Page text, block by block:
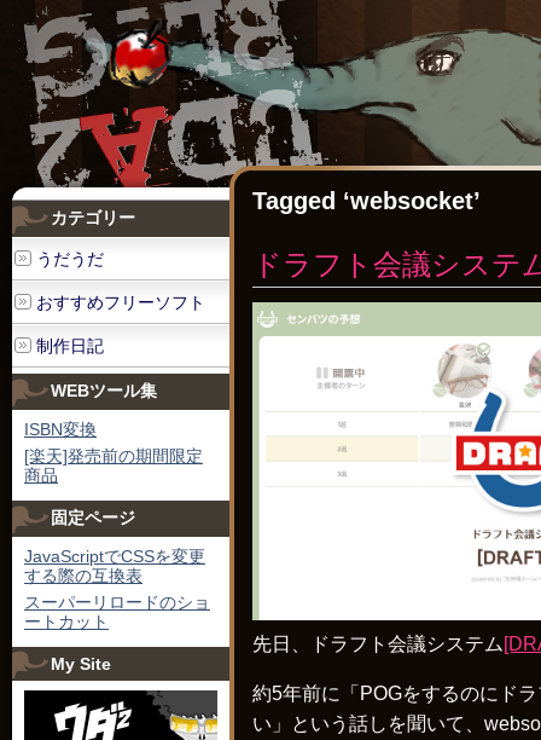
Tagged ‘websocket’
ドラフト会議システ
先日、ドラフト会議システム
約5年前に「POGをするのにド
い」という話しを聞いて、
カテゴリー
うだうだ
おすすめフリーソフト
制作日記
WEBツール集
ISBN変換
[楽天]発売前の期間限定
商品
固定ページ
JavaScriptでCSSを変更
する際の互換表
スーパーリロードのショ
ートカット
My Site